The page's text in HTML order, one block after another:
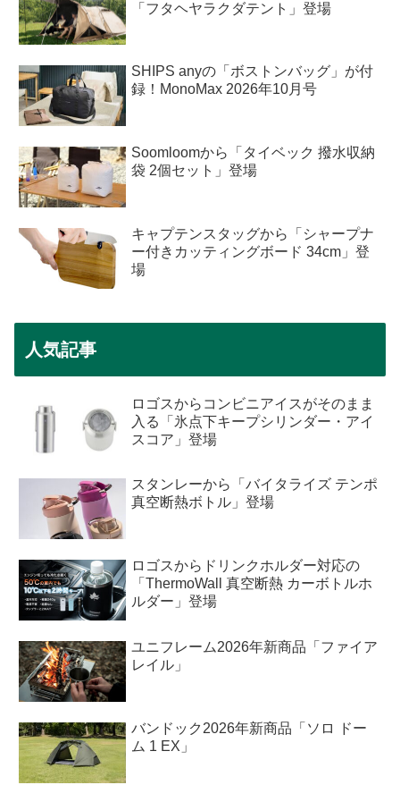
「フタヘヤラクダテント」登場
SHIPS anyの「ボストンバッグ」が付
録！MonoMax 2026年10月号
Soomloomから「タイベック 撥水収納
袋 2個セット」登場
キャプテンスタッグから「シャープナ
ー付きカッティングボード 34cm」登
場
人気記事
ロゴスからコンビニアイスがそのまま
入る「氷点下キープシリンダー・アイ
スコア」登場
スタンレーから「バイタライズ テンポ
真空断熱ボトル」登場
ロゴスからドリンクホルダー対応の
「ThermoWall 真空断熱 カーボトルホ
ルダー」登場
ユニフレーム2026年新商品「ファイア
レイル」
バンドック2026年新商品「ソロ ドー
ム 1 EX」